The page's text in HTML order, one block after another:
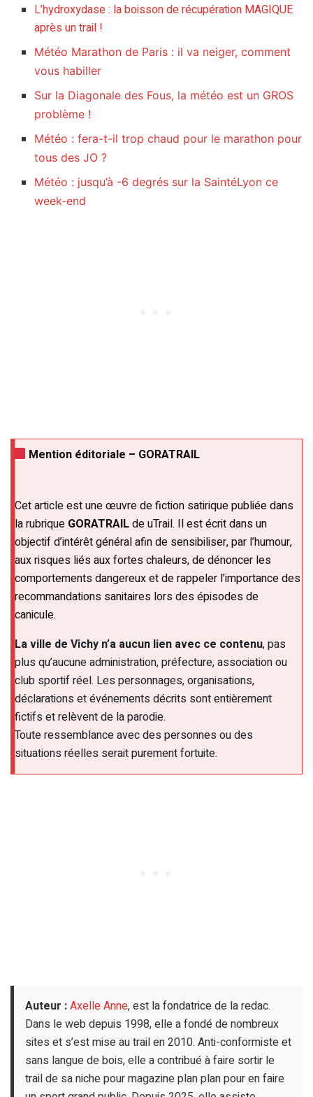
L’hydroxydase : la boisson de récupération MAGIQUE
après un trail !
Météo Marathon de Paris : il va neiger, comment
vous habiller
Sur la Diagonale des Fous, la météo est un GROS
problème !
Météo : fera-t-il trop chaud pour le marathon pour
tous des JO ?
Météo : jusqu’à -6 degrés sur la SaintéLyon ce
week-end
Mention éditoriale – GORATRAIL
Cet article est une œuvre de fiction satirique publiée dans
la rubrique GORATRAILde uTrail. Il est écrit dans un
objectif d’intérêt général afin de sensibiliser, par l’humour,
aux risques liés aux fortes chaleurs, de dénoncer les
comportements dangereux et de rappeler l’importance des
recommandations sanitaires lors des épisodes de
canicule.
La ville de Vichy n’a aucun lien avec ce contenu, pas
plus qu’aucune administration, préfecture, association ou
club sportif réel. Les personnages, organisations,
déclarations et événements décrits sont entièrement
fictifs et relèvent de la parodie.
Toute ressemblance avec des personnes ou des
situations réelles serait purement fortuite.
Auteur :Axelle Anne, est la fondatrice de la redac.
Dans le web depuis 1998, elle a fondé de nombreux
sites et s’est mise au trail en 2010. Anti-conformiste et
sans langue de bois, elle a contribué à faire sortir le
trail de sa niche pour magazine plan plan pour en faire